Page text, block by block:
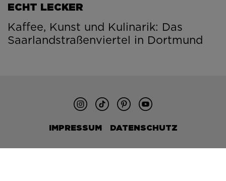
ECHT LECKER
Kaffee, Kunst und Kulinarik: Das
Saarlandstraßenviertel in Dortmund
IMPRESSUM DATENSCHUTZ